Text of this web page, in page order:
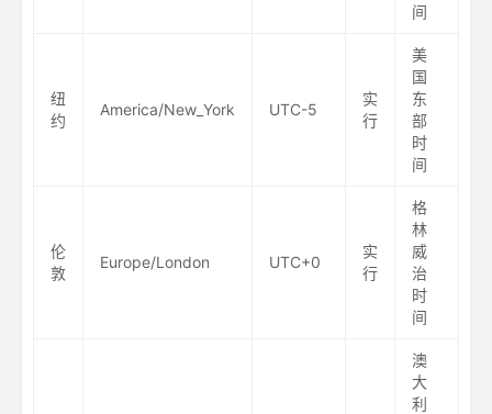
间
纽
约
America/New_York UTC-5
实
行
美
国
东
部
时
间
伦
敦
Europe/London UTC+0
实
行
格
林
威
治
时
间
澳
大
利